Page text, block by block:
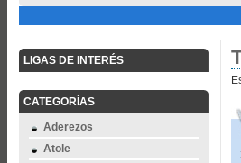
LIGAS DE INTERÉS
CATEGORÍAS
Aderezos
Atole